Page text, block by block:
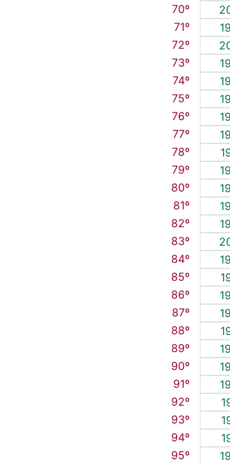
70º
71º
72º
73º
74º
75º
76º
77º
78º
79º
80º
81º
82º
83º
84º
85º
86º
87º
88º
89º
90º
91º
92º
93º
94º
95º